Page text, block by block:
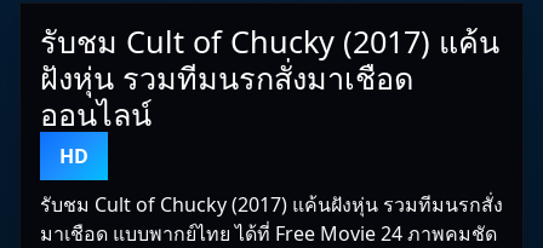
รับชม Cult of Chucky (2017) แค้น
ฝังหุ่น รวมทีมนรกสั่งมาเชือด
ออนไลน์
HD
รับชม Cult of Chucky (2017) แค้นฝังหุ่น รวมทีมนรกสั่ง
มาเชือด แบบพากย์ไทย ได้ที่ Free Movie 24 ภาพคมชัด